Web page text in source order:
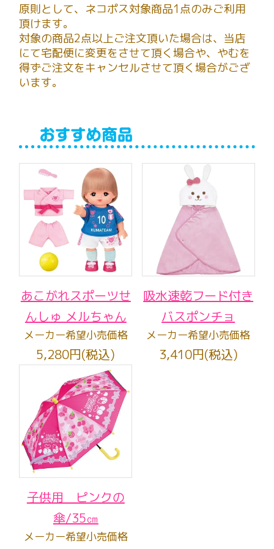
原則として、ネコポス対象商品1点のみご利用
頂けます。
対象の商品2点以上ご注文頂いた場合は、当店
にて宅配便に変更をさせて頂く場合や、やむを
得ずご注文をキャンセルさせて頂く場合がござ
います。
あこがれスポーツせ
んしゅ メルちゃん
メーカー希望小売価格
5,280円(税込)
吸水速乾フード付き
バスポンチョ
メーカー希望小売価格
3,410円(税込)
子供用 ピンクの
傘/35㎝
メーカー希望小売価格